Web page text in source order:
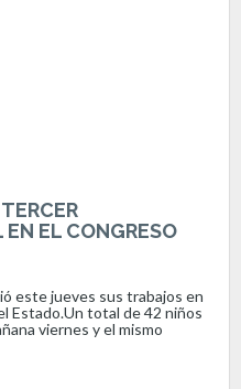
EL CONGRESO
este jueves sus trabajos en
Estado.Un total de 42 niños
viernes y el mismo